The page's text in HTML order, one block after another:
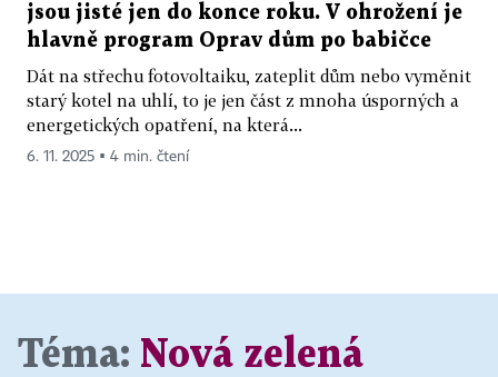
jsou jisté jen do konce roku. V ohrožení je
hlavně program Oprav dům po babičce
Dát na střechu fotovoltaiku, zateplit dům nebo vyměnit
starý kotel na uhlí, to je jen část z mnoha úsporných a
energetických opatření, na která...
6. 11. 2025 ▪ 4 min. čtení
Téma: Nová zelená